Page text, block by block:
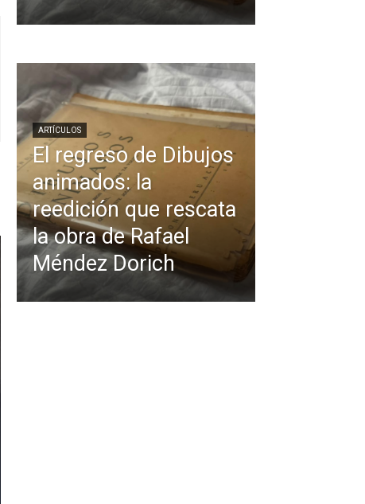
ARTÍCULOS
El regreso de Dibujos
animados: la
reedición que rescata
la obra de Rafael
Méndez Dorich